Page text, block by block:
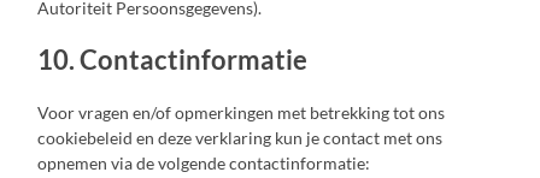
Autoriteit Persoonsgegevens).
10. Contactinformatie
Voor vragen en/of opmerkingen met betrekking tot ons
cookiebeleid en deze verklaring kun je contact met ons
opnemen via de volgende contactinformatie: